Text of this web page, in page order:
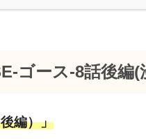
ゴース-8話後編
編）」